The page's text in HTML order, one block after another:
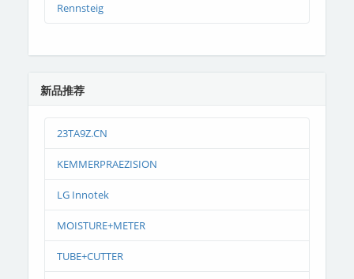
Rennsteig
新品推荐
23TA9Z.CN
KEMMERPRAEZISION
LG Innotek
MOISTURE+METER
TUBE+CUTTER